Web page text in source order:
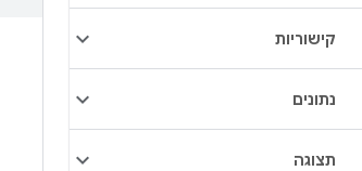
קישוריות
נתונים
תצוגה